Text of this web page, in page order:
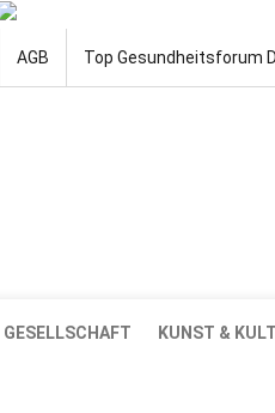
AGB Top Gesundheitsforum
GESELLSCHAFT KUNST &